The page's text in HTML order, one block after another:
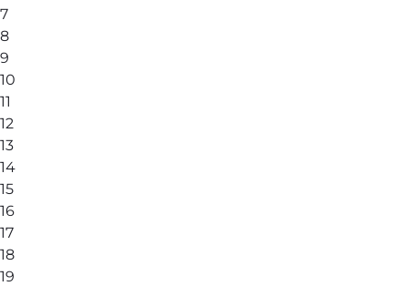
7
8
9
10
11
12
13
14
15
16
17
18
19